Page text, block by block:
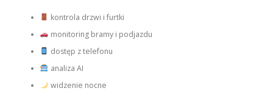
kontrola drzwi i furtki
monitoring bramy i podjazdu
dostęp z telefonu
analiza AI
widzenie nocne